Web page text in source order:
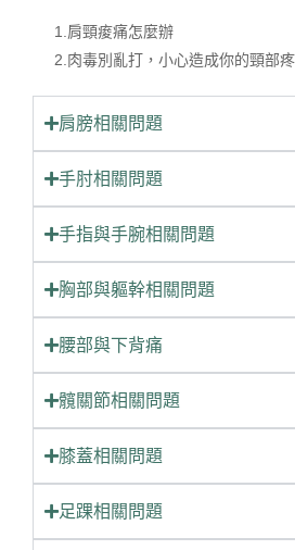
我有脊椎側彎嗎？
👀看起來跨寬，可能不是
現代文明病的大救星！痛
📍【在辦公室也能做的假
【👣 坐著也能練習的扁平
📦 六角槓硬舉：從設計看
1.肩頸痠痛怎麼辦
2.肉毒別亂打，小心造成你的頸部疼
肩膀相關問題
手肘相關問題
手指與手腕相關問題
胸部與軀幹相關問題
腰部與下背痛
髖關節相關問題
膝蓋相關問題
足踝相關問題